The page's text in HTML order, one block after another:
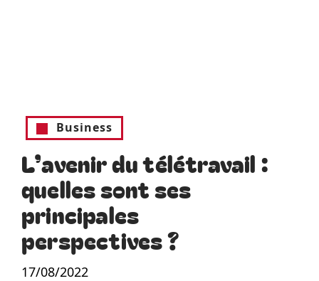
Business
L’avenir du télétravail :
quelles sont ses
principales
perspectives ?
17/08/2022